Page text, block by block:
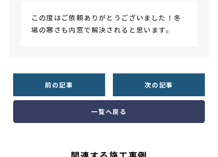
この度はご依頼ありがとうございました！冬
場の寒さも内窓で解決されると思います。
前の記事 次の記事
一覧へ戻る